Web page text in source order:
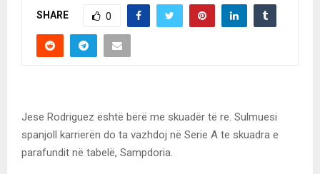
SHARE 0
Jese Rodriguez është bërë me skuadër të re. Sulmuesi
spanjoll karrierën do ta vazhdoj në Serie A te skuadra e
parafundit në tabelë, Sampdoria.